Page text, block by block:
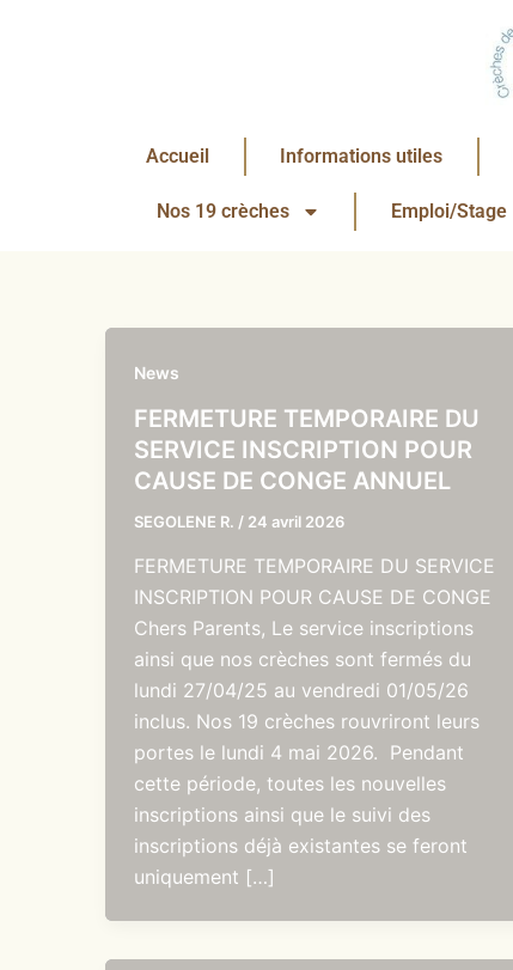
Accueil Informations utiles
Nos 19 crèches Emploi/Stage
News
FERMETURE TEMPORAIRE DU
SERVICE INSCRIPTION POUR
CAUSE DE CONGE ANNUEL
SEGOLENE R. / 24 avril 2026
FERMETURE TEMPORAIRE DU SERVICE
INSCRIPTION POUR CAUSE DE CONGE
Chers Parents, Le service inscriptions
ainsi que nos crèches sont fermés du
lundi 27/04/25 au vendredi 01/05/26
inclus. Nos 19 crèches rouvriront leurs
portes le lundi 4 mai 2026. Pendant
cette période, toutes les nouvelles
inscriptions ainsi que le suivi des
inscriptions déjà existantes se feront
uniquement […]